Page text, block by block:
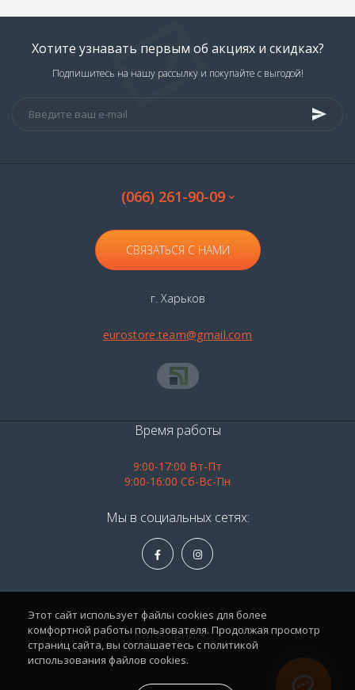
Хотите узнавать первым об акциях и скидках?
Подпишитесь на нашу рассылку и покупайте с выгодой!
(066) 261-90-09
СВЯЗАТЬСЯ С НАМИ
г. Харьков
eurostore.team@gmail.com
Категории
Время работы
9:00-17:00 Вт-Пт
9:00-16:00 Сб-Вс-Пн
Мы в социальных сетях:
Этот сайт использует файлы cookies для более
комфортной работы пользователя. Продолжая просмотр
страниц сайта, вы соглашаетесь с политикой
использования файлов cookies.